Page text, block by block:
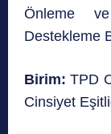
Önleme
Destekleme
Birim: TPD
Cinsiyet